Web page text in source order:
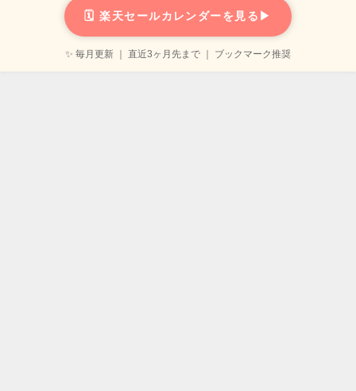
🗓️ 楽天セールカレンダーを見る▶
✨ 毎月更新 ｜ 直近3ヶ月先まで ｜ ブックマーク推奨